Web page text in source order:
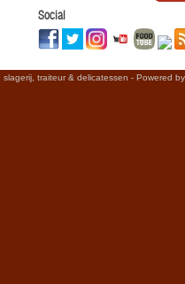
Social
traiteur & delicatessen - Powered